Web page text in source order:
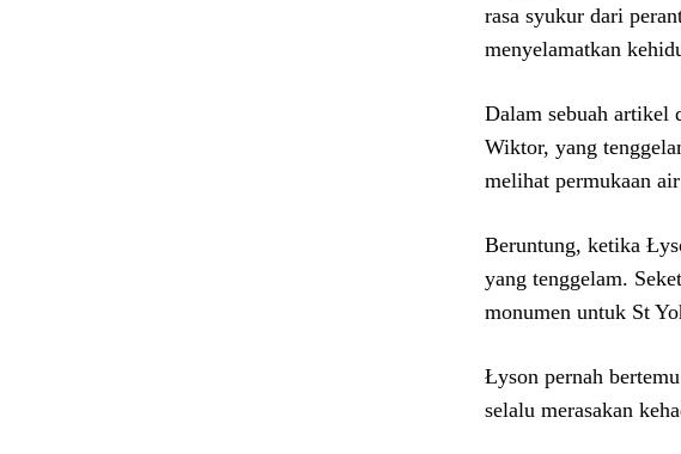
rasa syukur dari
menyelamatkan
Dalam sebuah artikel
Wiktor, yang
melihat permukaan
Beruntung, ketika
yang tenggelam.
monumen untuk St
Łyson pernah
selalu merasakan